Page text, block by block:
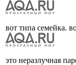
вот типа семейка.
это неразлучная